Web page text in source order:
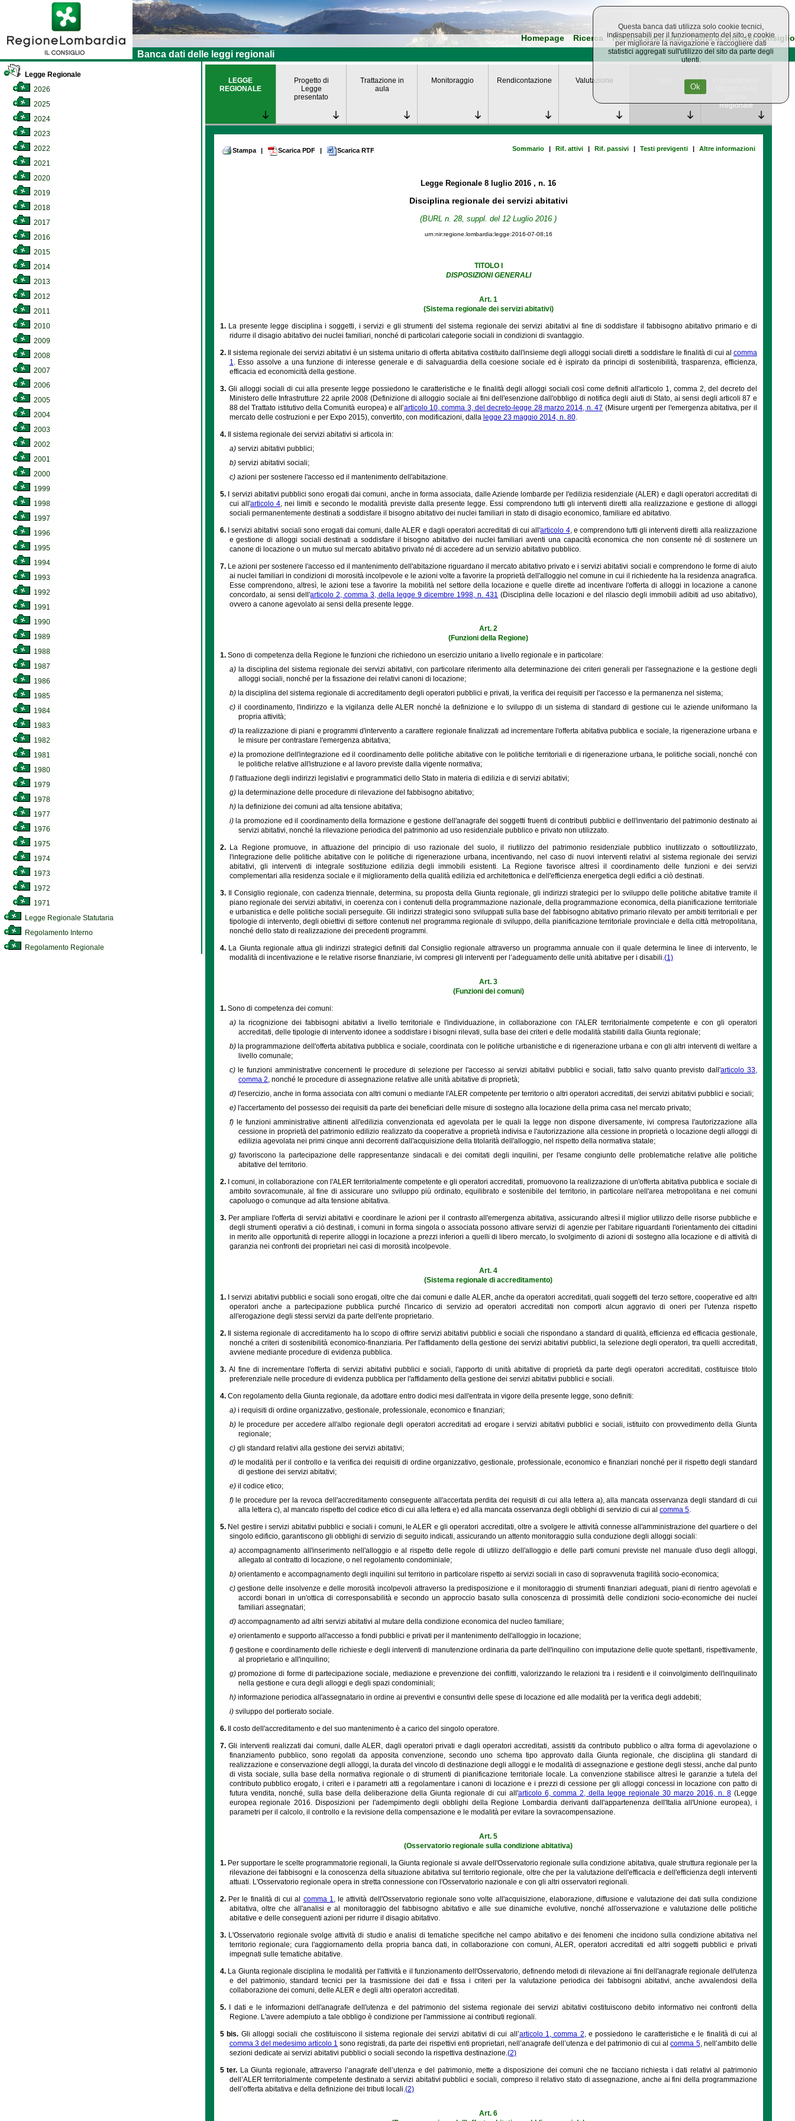
Homepage Ricerca Ricerca avanzata Torna al sito del consiglio
Banca dati delle leggi regionali
Legge Regionale
2026
2025
2024
2023
2022
2021
2020
2019
2018
2017
2016
2015
2014
2013
2012
2011
2010
2009
2008
2007
2006
2005
2004
2003
2002
2001
2000
1999
1998
1997
1996
1995
1994
1993
1992
1991
1990
1989
1988
1987
1986
1985
1984
1983
1982
1981
1980
1979
1978
1977
1976
1975
1974
1973
1972
1971
Legge Regionale Statutaria
Regolamento Interno
Regolamento Regionale
LEGGE
REGIONALE
Progetto di
Legge
presentato
Trattazione in
aula
Monitoraggio Rendicontazione Valutazione
Regionale
Stampa | Scarica PDF | Scarica RTF Sommario | Rif. attivi | Rif. passivi | Testi previgenti | Altre informazioni
Legge Regionale8 luglio 2016, n. 16
Disciplina regionale dei servizi abitativi
(BURL n. 28, suppl. del 12 Luglio 2016 )
urn:nir:regione.lombardia:legge:2016-07-08;16
TITOLO I
DISPOSIZIONI GENERALI
Art. 1
(Sistema regionale dei servizi abitativi)
1. La presente legge disciplina i soggetti, i servizi e gli strumenti del sistema regionale dei servizi abitativi al fine di soddisfare il fabbisogno abitativo primario e di
ridurre il disagio abitativo dei nuclei familiari, nonché di particolari categorie sociali in condizioni di svantaggio.
2. Il sistema regionale dei servizi abitativi è un sistema unitario di offerta abitativa costituito dall'insieme degli alloggi sociali diretti a soddisfare le finalità di cui al comma
1. Esso assolve a una funzione di interesse generale e di salvaguardia della coesione sociale ed è ispirato da principi di sostenibilità, trasparenza, efficienza,
efficacia ed economicità della gestione.
3. Gli alloggi sociali di cui alla presente legge possiedono le caratteristiche e le finalità degli alloggi sociali così come definiti all'articolo 1, comma 2, del decreto del
Ministero delle Infrastrutture 22 aprile 2008 (Definizione di alloggio sociale ai fini dell'esenzione dall'obbligo di notifica degli aiuti di Stato, ai sensi degli articoli 87 e
88 del Trattato istitutivo della Comunità europea) e all'articolo 10, comma 3, del decreto-legge 28 marzo 2014, n. 47 (Misure urgenti per l'emergenza abitativa, per il
mercato delle costruzioni e per Expo 2015), convertito, con modificazioni, dalla legge 23 maggio 2014, n. 80.
4.
Il sistema regionale dei servizi abitativi si articola in:
a) servizi abitativi pubblici;
b) servizi abitativi sociali;
c) azioni per sostenere l'accesso ed il mantenimento dell'abitazione.
5.
I servizi abitativi pubblici sono erogati dai comuni, anche in forma associata, dalle Aziende lombarde per l'edilizia residenziale (ALER) e dagli operatori accreditati di
cui all'articolo 4, nei limiti e secondo le modalità previste dalla presente legge. Essi comprendono tutti gli interventi diretti alla realizzazione e gestione di alloggi
sociali permanentemente destinati a soddisfare il bisogno abitativo dei nuclei familiari in stato di disagio economico, familiare ed abitativo.
6. I servizi abitativi sociali sono erogati dai comuni, dalle ALER e dagli operatori accreditati di cui all'articolo 4, e comprendono tutti gli interventi diretti alla realizzazione
e gestione di alloggi sociali destinati a soddisfare il bisogno abitativo dei nuclei familiari aventi una capacità economica che non consente né di sostenere un
canone di locazione o un mutuo sul mercato abitativo privato né di accedere ad un servizio abitativo pubblico.
7. Le azioni per sostenere l'accesso ed il mantenimento dell'abitazione riguardano il mercato abitativo privato e i servizi abitativi sociali e comprendono le forme di aiuto
ai nuclei familiari in condizioni di morosità incolpevole e le azioni volte a favorire la proprietà dell'alloggio nel comune in cui il richiedente ha la residenza anagrafica.
Esse comprendono, altresì, le azioni tese a favorire la mobilità nel settore della locazione e quelle dirette ad incentivare l'offerta di alloggi in locazione a canone
concordato, ai sensi dell'articolo 2, comma 3, della legge 9 dicembre 1998, n. 431 (Disciplina delle locazioni e del rilascio degli immobili adibiti ad uso abitativo),
ovvero a canone agevolato ai sensi della presente legge.
Art. 2
(Funzioni della Regione)
1. Sono di competenza della Regione le funzioni che richiedono un esercizio unitario a livello regionale e in particolare:
a) la disciplina del sistema regionale dei servizi abitativi, con particolare riferimento alla determinazione dei criteri generali per l'assegnazione e la gestione degli
alloggi sociali, nonché per la fissazione dei relativi canoni di locazione;
b) la disciplina del sistema regionale di accreditamento degli operatori pubblici e privati, la verifica dei requisiti per l'accesso e la permanenza nel sistema;
c)il coordinamento, l'indirizzo e la vigilanza delle ALER nonché la definizione e lo sviluppo di un sistema di standard di gestione cui le aziende uniformano la
propria attività;
d) la realizzazione di piani e programmi d'intervento a carattere regionale finalizzati ad incrementare l'offerta abitativa pubblica e sociale, la rigenerazione urbana e
le misure per contrastare l'emergenza abitativa;
e) la promozione dell'integrazione ed il coordinamento delle politiche abitative con le politiche territoriali e di rigenerazione urbana, le politiche sociali, nonché con
le politiche relative all'istruzione e al lavoro previste dalla vigente normativa;
f) l'attuazione degli indirizzi legislativi e programmatici dello Stato in materia di edilizia e di servizi abitativi;
g) la determinazione delle procedure di rilevazione del fabbisogno abitativo;
h) la definizione dei comuni ad alta tensione abitativa;
i) la promozione ed il coordinamento della formazione e gestione dell'anagrafe dei soggetti fruenti di contributi pubblici e dell'inventario del patrimonio destinato ai
servizi abitativi, nonché la rilevazione periodica del patrimonio ad uso residenziale pubblico e privato non utilizzato.
2. La Regione promuove, in attuazione del principio di uso razionale del suolo, il riutilizzo del patrimonio residenziale pubblico inutilizzato o sottoutilizzato,
l'integrazione delle politiche abitative con le politiche di rigenerazione urbana, incentivando, nel caso di nuovi interventi relativi al sistema regionale dei servizi
abitativi, gli interventi di integrale sostituzione edilizia degli immobili esistenti. La Regione favorisce altresì il coordinamento delle funzioni e dei servizi
complementari alla residenza sociale e il miglioramento della qualità edilizia ed architettonica e dell'efficienza energetica degli edifici a ciò destinati.
3.
Il Consiglio regionale, con cadenza triennale, determina, su proposta della Giunta regionale, gli indirizzi strategici per lo sviluppo delle politiche abitative tramite il
piano regionale dei servizi abitativi, in coerenza con i contenuti della programmazione nazionale, della programmazione economica, della pianificazione territoriale
e urbanistica e delle politiche sociali perseguite. Gli indirizzi strategici sono sviluppati sulla base del fabbisogno abitativo primario rilevato per ambiti territoriali e per
tipologie di intervento, degli obiettivi di settore contenuti nel programma regionale di sviluppo, della pianificazione territoriale provinciale e della città metropolitana,
nonché dello stato di realizzazione dei precedenti programmi.
4. La Giunta regionale attua gli indirizzi strategici definiti dal Consiglio regionale attraverso un programma annuale con il quale determina le linee di intervento, le
modalità di incentivazione e le relative risorse finanziarie, ivi compresi gli interventi per l’adeguamento delle unità abitative per i disabili.(1)
Art. 3
(Funzioni dei comuni)
1. Sono di competenza dei comuni:
a) la ricognizione dei fabbisogni abitativi a livello territoriale e l'individuazione, in collaborazione con l'ALER territorialmente competente e con gli operatori
accreditati, delle tipologie di intervento idonee a soddisfare i bisogni rilevati, sulla base dei criteri e delle modalità stabiliti dalla Giunta regionale;
b) la programmazione dell'offerta abitativa pubblica e sociale, coordinata con le politiche urbanistiche e di rigenerazione urbana e con gli altri interventi di welfare a
livello comunale;
c) le funzioni amministrative concernenti le procedure di selezione per l'accesso ai servizi abitativi pubblici e sociali, fatto salvo quanto previsto dall'articolo 33,
comma 2, nonché le procedure di assegnazione relative alle unità abitative di proprietà;
d) l'esercizio, anche in forma associata con altri comuni o mediante l'ALER competente per territorio o altri operatori accreditati, dei servizi abitativi pubblici e sociali;
e) l'accertamento del possesso dei requisiti da parte dei beneficiari delle misure di sostegno alla locazione della prima casa nel mercato privato;
f) le funzioni amministrative attinenti all'edilizia convenzionata ed agevolata per le quali la legge non dispone diversamente, ivi compresa l'autorizzazione alla
cessione in proprietà del patrimonio edilizio realizzato da cooperative a proprietà indivisa e l'autorizzazione alla cessione in proprietà o locazione degli alloggi di
edilizia agevolata nei primi cinque anni decorrenti dall'acquisizione della titolarità dell'alloggio, nel rispetto della normativa statale;
g) favoriscono la partecipazione delle rappresentanze sindacali e dei comitati degli inquilini, per l'esame congiunto delle problematiche relative alle politiche
abitative del territorio.
2.
I comuni, in collaborazione con l'ALER territorialmente competente e gli operatori accreditati, promuovono la realizzazione di un'offerta abitativa pubblica e sociale di
ambito sovracomunale, al fine di assicurare uno sviluppo più ordinato, equilibrato e sostenibile del territorio, in particolare nell'area metropolitana e nei comuni
capoluogo o comunque ad alta tensione abitativa.
3. Per ampliare l'offerta di servizi abitativi e coordinare le azioni per il contrasto all'emergenza abitativa, assicurando altresì il miglior utilizzo delle risorse pubbliche e
degli strumenti operativi a ciò destinati, i comuni in forma singola o associata possono attivare servizi di agenzie per l'abitare riguardanti l'orientamento dei cittadini
in merito alle opportunità di reperire alloggi in locazione a prezzi inferiori a quelli di libero mercato, lo svolgimento di azioni di sostegno alla locazione e di attività di
garanzia nei confronti dei proprietari nei casi di morosità incolpevole.
Art. 4
(Sistema regionale di accreditamento)
1.
I servizi abitativi pubblici e sociali sono erogati, oltre che dai comuni e dalle ALER, anche da operatori accreditati, quali soggetti del terzo settore, cooperative ed altri
operatori anche a partecipazione pubblica purché l'incarico di servizio ad operatori accreditati non comporti alcun aggravio di oneri per l'utenza rispetto
all'erogazione degli stessi servizi da parte dell'ente proprietario.
2.
Il sistema regionale di accreditamento ha lo scopo di offrire servizi abitativi pubblici e sociali che rispondano a standard di qualità, efficienza ed efficacia gestionale,
nonché a criteri di sostenibilità economico-finanziaria. Per l'affidamento della gestione dei servizi abitativi pubblici, la selezione degli operatori, tra quelli accreditati,
avviene mediante procedure di evidenza pubblica.
3.Al fine di incrementare l'offerta di servizi abitativi pubblici e sociali, l'apporto di unità abitative di proprietà da parte degli operatori accreditati, costituisce titolo
preferenziale nelle procedure di evidenza pubblica per l'affidamento della gestione dei servizi abitativi pubblici e sociali.
4. Con regolamento della Giunta regionale, da adottare entro dodici mesi dall'entrata in vigore della presente legge, sono definiti:
a) i requisiti di ordine organizzativo, gestionale, professionale, economico e finanziari;
b) le procedure per accedere all'albo regionale degli operatori accreditati ad erogare i servizi abitativi pubblici e sociali, istituito con provvedimento della Giunta
regionale;
c) gli standard relativi alla gestione dei servizi abitativi;
d) le modalità per il controllo e la verifica dei requisiti di ordine organizzativo, gestionale, professionale, economico e finanziari nonché per il rispetto degli standard
di gestione dei servizi abitativi;
e) il codice etico;
f) le procedure per la revoca dell'accreditamento conseguente all'accertata perdita dei requisiti di cui alla lettera a), alla mancata osservanza degli standard di cui
alla lettera c), al mancato rispetto del codice etico di cui alla lettera e) ed alla mancata osservanza degli obblighi di servizio di cui alcomma 5.
5. Nel gestire i servizi abitativi pubblici e sociali i comuni, le ALER e gli operatori accreditati, oltre a svolgere le attività connesse all'amministrazione del quartiere o del
singolo edificio, garantiscono gli obblighi di servizio di seguito indicati, assicurando un attento monitoraggio sulla conduzione degli alloggi sociali:
a)accompagnamento all'inserimento nell'alloggio e al rispetto delle regole di utilizzo dell'alloggio e delle parti comuni previste nel manuale d'uso degli alloggi,
allegato al contratto di locazione, o nel regolamento condominiale;
b) orientamento e accompagnamento degli inquilini sul territorio in particolare rispetto ai servizi sociali in caso di sopravvenuta fragilità socio-economica;
c)gestione delle insolvenze e delle morosità incolpevoli attraverso la predisposizione e il monitoraggio di strumenti finanziari adeguati, piani di rientro agevolati e
accordi bonari in un'ottica di corresponsabilità e secondo un approccio basato sulla conoscenza di prossimità delle condizioni socio-economiche dei nuclei
familiari assegnatari;
d) accompagnamento ad altri servizi abitativi al mutare della condizione economica del nucleo familiare;
e) orientamento e supporto all'accesso a fondi pubblici e privati per il mantenimento dell'alloggio in locazione;
f) gestione e coordinamento delle richieste e degli interventi di manutenzione ordinaria da parte dell'inquilino con imputazione delle quote spettanti, rispettivamente,
al proprietario e all'inquilino;
g)promozione di forme di partecipazione sociale, mediazione e prevenzione dei conflitti, valorizzando le relazioni tra i residenti e il coinvolgimento dell'inquilinato
nella gestione e cura degli alloggi e degli spazi condominiali;
h) informazione periodica all'assegnatario in ordine ai preventivi e consuntivi delle spese di locazione ed alle modalità per la verifica degli addebiti;
i) sviluppo del portierato sociale.
6. Il costo dell'accreditamento e del suo mantenimento è a carico del singolo operatore.
7.Gli interventi realizzati dai comuni, dalle ALER, dagli operatori privati e dagli operatori accreditati, assistiti da contributo pubblico o altra forma di agevolazione o
finanziamento pubblico, sono regolati da apposita convenzione, secondo uno schema tipo approvato dalla Giunta regionale, che disciplina gli standard di
realizzazione e conservazione degli alloggi, la durata del vincolo di destinazione degli alloggi e le modalità di assegnazione e gestione degli stessi, anche dal punto
di vista sociale, sulla base della normativa regionale o di strumenti di pianificazione territoriale locale. La convenzione stabilisce altresì le garanzie a tutela del
contributo pubblico erogato, i criteri e i parametri atti a regolamentare i canoni di locazione e i prezzi di cessione per gli alloggi concessi in locazione con patto di
futura vendita, nonché, sulla base della deliberazione della Giunta regionale di cui all'articolo 6, comma 2, della legge regionale 30 marzo 2016, n. 8(Legge
europea regionale 2016. Disposizioni per l'adempimento degli obblighi della Regione Lombardia derivanti dall'appartenenza dell'Italia all'Unione europea), i
parametri per il calcolo, il controllo e la revisione della compensazione e le modalità per evitare la sovracompensazione.
Art. 5
(Osservatorio regionale sulla condizione abitativa)
1. Per supportare le scelte programmatorie regionali, la Giunta regionale si avvale dell'Osservatorio regionale sulla condizione abitativa, quale struttura regionale per la
rilevazione dei fabbisogni e la conoscenza della situazione abitativa sul territorio regionale, oltre che per la valutazione dell'efficacia e dell'efficienza degli interventi
attuati. L'Osservatorio regionale opera in stretta connessione con l'Osservatorio nazionale e con gli altri osservatori regionali.
2. Per le finalità di cui al comma 1, le attività dell'Osservatorio regionale sono volte all'acquisizione, elaborazione, diffusione e valutazione dei dati sulla condizione
abitativa, oltre che all'analisi e al monitoraggio del fabbisogno abitativo e alle sue dinamiche evolutive, nonché all'osservazione e valutazione delle politiche
abitative e delle conseguenti azioni per ridurre il disagio abitativo.
3. L'Osservatorio regionale svolge attività di studio e analisi di tematiche specifiche nel campo abitativo e dei fenomeni che incidono sulla condizione abitativa nel
territorio regionale; cura l'aggiornamento della propria banca dati, in collaborazione con comuni, ALER, operatori accreditati ed altri soggetti pubblici e privati
impegnati sulle tematiche abitative.
4. La Giunta regionale disciplina le modalità per l'attività e il funzionamento dell'Osservatorio, definendo metodi di rilevazione ai fini dell'anagrafe regionale dell'utenza
e del patrimonio, standard tecnici per la trasmissione dei dati e fissa i criteri per la valutazione periodica dei fabbisogni abitativi, anche avvalendosi della
collaborazione dei comuni, delle ALER e degli altri operatori accreditati.
5.
I dati e le informazioni dell'anagrafe dell'utenza e del patrimonio del sistema regionale dei servizi abitativi costituiscono debito informativo nei confronti della
Regione. L'avere adempiuto a tale obbligo è condizione per l'ammissione ai contributi regionali.
5 bis. Gli alloggi sociali che costituiscono il sistema regionale dei servizi abitativi di cui all’articolo 1, comma 2, e possiedono le caratteristiche e le finalità di cui al
comma 3 del medesimo articolo 1 sono registrati, da parte dei rispettivi enti proprietari, nell’anagrafe dell’utenza e del patrimonio di cui alcomma 5, nell’ambito delle
sezioni dedicate ai servizi abitativi pubblici o sociali secondo la rispettiva destinazione.(2)
5 ter. La Giunta regionale, attraverso l’anagrafe dell’utenza e del patrimonio, mette a disposizione dei comuni che ne facciano richiesta i dati relativi al patrimonio
dell’ALER territorialmente competente destinato a servizi abitativi pubblici e sociali, compreso il relativo stato di assegnazione, anche ai fini della programmazione
dell’offerta abitativa e della definizione dei tributi locali.(2)
Art. 6
Questa banca dati utilizza solo cookie tecnici,
indispensabili per il funzionamento del sito, e cookie
per migliorare la navigazione e raccogliere dati
statistici aggregati sull'utilizzo del sito da parte degli
utenti.
Ok